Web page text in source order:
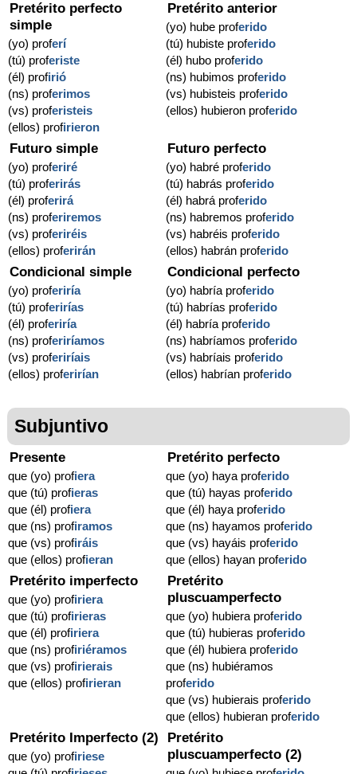
Pretérito perfecto
simple
(yo) proferí
(tú) proferiste
(él) profirió
(ns) proferimos
(vs) proferisteis
(ellos) profirieron
Pretérito anterior
(yo) hube proferido
(tú) hubiste proferido
(él) hubo proferido
(ns) hubimos proferido
(vs) hubisteis proferido
(ellos) hubieron proferido
Futuro simple
(yo) proferiré
(tú) proferirás
(él) proferirá
(ns) proferiremos
(vs) proferiréis
(ellos) proferirán
Futuro perfecto
(yo) habré proferido
(tú) habrás proferido
(él) habrá proferido
(ns) habremos proferido
(vs) habréis proferido
(ellos) habrán proferido
Condicional simple
(yo) proferiría
(tú) proferirías
(él) proferiría
(ns) proferiríamos
(vs) proferiríais
(ellos) proferirían
Condicional perfecto
(yo) habría proferido
(tú) habrías proferido
(él) habría proferido
(ns) habríamos proferido
(vs) habríais proferido
(ellos) habrían proferido
Subjuntivo
Presente
que (yo) profiera
que (tú) profieras
que (él) profiera
que (ns) profiramos
que (vs) profiráis
que (ellos) profieran
Pretérito perfecto
que (yo) haya proferido
que (tú) hayas proferido
que (él) haya proferido
que (ns) hayamos proferido
que (vs) hayáis proferido
que (ellos) hayan proferido
Pretérito imperfecto
que (yo) profiriera
que (tú) profirieras
que (él) profiriera
que (ns) profiriéramos
que (vs) profirierais
que (ellos) profirieran
Pretérito
pluscuamperfecto
que (yo) hubiera proferido
que (tú) hubieras proferido
que (él) hubiera proferido
que (ns) hubiéramos
proferido
que (vs) hubierais proferido
que (ellos) hubieran proferido
Pretérito Imperfecto (2)
que (yo) profiriese
Pretérito
pluscuamperfecto (2)